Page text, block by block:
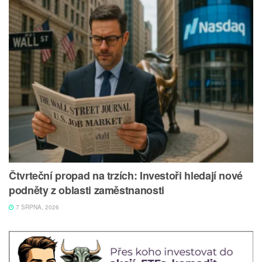
Čtvrteční propad na trzích: Investoři hledají nové
podněty z oblasti zaměstnanosti
7 SRPNA, 2026